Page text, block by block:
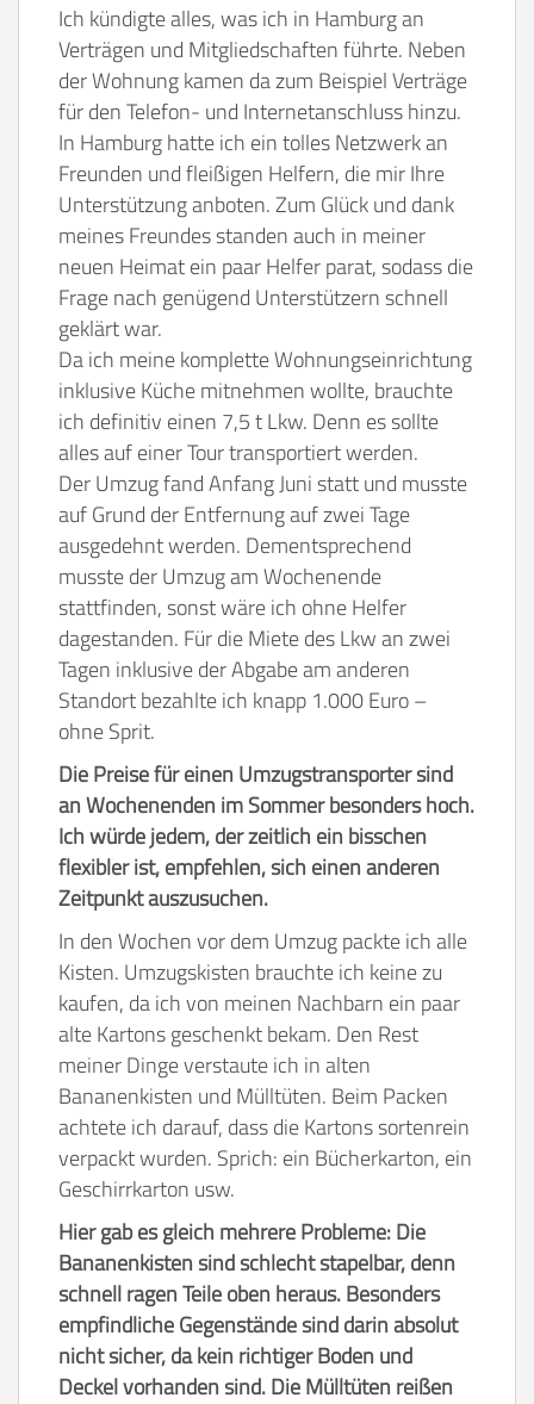
Ich kündigte alles, was ich in Hamburg an
Verträgen und Mitgliedschaften führte. Neben
der Wohnung kamen da zum Beispiel Verträge
für den Telefon- und Internetanschluss hinzu.
In Hamburg hatte ich ein tolles Netzwerk an
Freunden und fleißigen Helfern, die mir Ihre
Unterstützung anboten. Zum Glück und dank
meines Freundes standen auch in meiner
neuen Heimat ein paar Helfer parat, sodass die
Frage nach genügend Unterstützern schnell
geklärt war.
Da ich meine komplette Wohnungseinrichtung
inklusive Küche mitnehmen wollte, brauchte
ich definitiv einen 7,5 t Lkw. Denn es sollte
alles auf einer Tour transportiert werden.
Der Umzug fand Anfang Juni statt und musste
auf Grund der Entfernung auf zwei Tage
ausgedehnt werden. Dementsprechend
musste der Umzug am Wochenende
stattfinden, sonst wäre ich ohne Helfer
dagestanden. Für die Miete des Lkw an zwei
Tagen inklusive der Abgabe am anderen
Standort bezahlte ich knapp 1.000 Euro –
ohne Sprit.
Die Preise für einen Umzugstransporter sind
an Wochenenden im Sommer besonders hoch.
Ich würde jedem, der zeitlich ein bisschen
flexibler ist, empfehlen, sich einen anderen
Zeitpunkt auszusuchen.
In den Wochen vor dem Umzug packte ich alle
Kisten. Umzugskisten brauchte ich keine zu
kaufen, da ich von meinen Nachbarn ein paar
alte Kartons geschenkt bekam. Den Rest
meiner Dinge verstaute ich in alten
Bananenkisten und Mülltüten. Beim Packen
achtete ich darauf, dass die Kartons sortenrein
verpackt wurden. Sprich: ein Bücherkarton, ein
Geschirrkarton usw.
Hier gab es gleich mehrere Probleme: Die
Bananenkisten sind schlecht stapelbar, denn
schnell ragen Teile oben heraus. Besonders
empfindliche Gegenstände sind darin absolut
nicht sicher, da kein richtiger Boden und
Deckel vorhanden sind. Die Mülltüten reißen